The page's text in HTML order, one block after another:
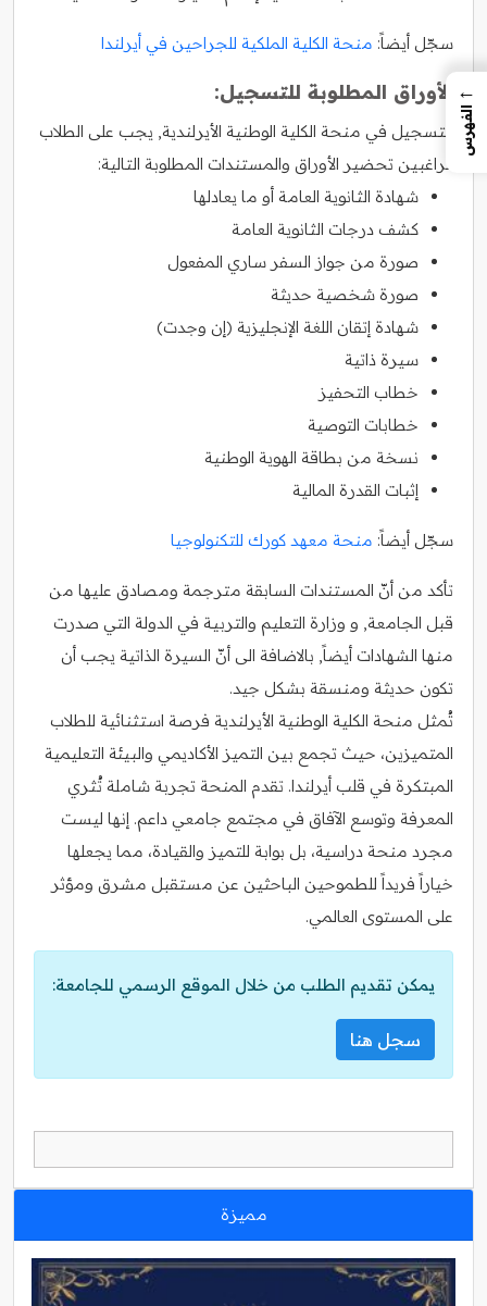
سجّل أيضاً: منحة الكلية الملكية للجراحين في أيرلندا
الأوراق المطلوبة للتسجيل:
للتسجيل في منحة الكلية الوطنية الأيرلندية, يجب على الطلاب
الراغبين تحضير الأوراق والمستندات المطلوبة التالية:
شهادة الثانوية العامة أو ما يعادلها
كشف درجات الثانوية العامة
صورة من جواز السفر ساري المفعول
صورة شخصية حديثة
شهادة إتقان اللغة الإنجليزية (إن وجدت)
سيرة ذاتية
خطاب التحفيز
خطابات التوصية
نسخة من بطاقة الهوية الوطنية
إثبات القدرة المالية
سجّل أيضاً: منحة معهد كورك للتكنولوجيا
تأكد من أنّ المستندات السابقة مترجمة ومصادق عليها من
قبل الجامعة, و وزارة التعليم والتربية في الدولة التي صدرت
منها الشهادات أيضاً, بالاضافة الى أنّ السيرة الذاتية يجب أن
تكون حديثة ومنسقة بشكل جيد.
تُمثل منحة الكلية الوطنية الأيرلندية فرصة استثنائية للطلاب
المتميزين، حيث تجمع بين التميز الأكاديمي والبيئة التعليمية
المبتكرة في قلب أيرلندا. تقدم المنحة تجربة شاملة تُثري
المعرفة وتوسع الآفاق في مجتمع جامعي داعم. إنها ليست
مجرد منحة دراسية، بل بوابة للتميز والقيادة، مما يجعلها
خياراً فريداً للطموحين الباحثين عن مستقبل مشرق ومؤثر
على المستوى العالمي.
يمكن تقديم الطلب من خلال الموقع الرسمي للجامعة:
سجل هنا
مميزة
←
الفهرس